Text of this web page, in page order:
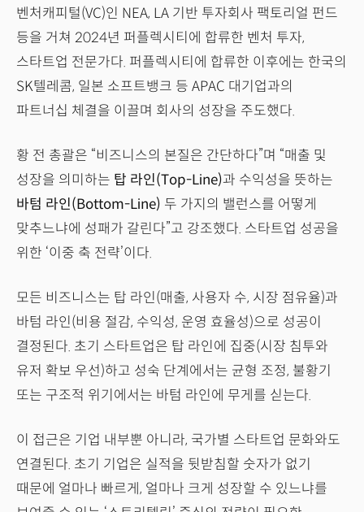
벤처캐피털(VC)인 NEA, LA 기반 투자회사 팩토리얼 펀드
등을 거쳐 2024년 퍼플렉시티에 합류한 벤처 투자,
스타트업 전문가다. 퍼플렉시티에 합류한 이후에는 한국의
SK텔레콤, 일본 소프트뱅크 등 APAC 대기업과의
파트너십 체결을 이끌며 회사의 성장을 주도했다.
황 전 총괄은 “비즈니스의 본질은 간단하다”며 “매출 및
성장을 의미하는 탑 라인(Top-Line)과 수익성을 뜻하는
바텀 라인(Bottom-Line) 두 가지의 밸런스를 어떻게
맞추느냐에 성패가 갈린다”고 강조했다. 스타트업 성공을
위한 ‘이중 축 전략’이다.
모든 비즈니스는 탑 라인(매출, 사용자 수, 시장 점유율)과
바텀 라인(비용 절감, 수익성, 운영 효율성)으로 성공이
결정된다. 초기 스타트업은 탑 라인에 집중(시장 침투와
유저 확보 우선)하고 성숙 단계에서는 균형 조정, 불황기
또는 구조적 위기에서는 바텀 라인에 무게를 싣는다.
이 접근은 기업 내부뿐 아니라, 국가별 스타트업 문화와도
연결된다. 초기 기업은 실적을 뒷받침할 숫자가 없기
때문에 얼마나 빠르게, 얼마나 크게 성장할 수 있느냐를